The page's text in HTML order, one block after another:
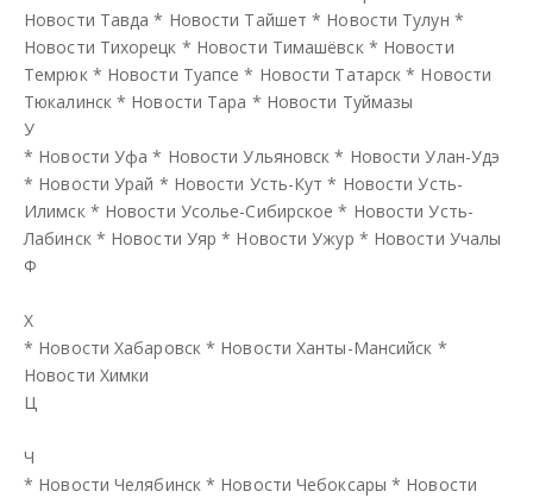
Новости Тавда * Новости Тайшет * Новости Тулун *
Новости Тихорецк * Новости Тимашёвск * Новости
Темрюк * Новости Туапсе * Новости Татарск * Новости
Тюкалинск * Новости Тара * Новости Туймазы
У
* Новости Уфа * Новости Ульяновск * Новости Улан-Удэ
* Новости Урай * Новости Усть-Кут * Новости Усть-
Илимск * Новости Усолье-Сибирское * Новости Усть-
Лабинск * Новости Уяр * Новости Ужур * Новости Учалы
Ф
Х
* Новости Хабаровск * Новости Ханты-Мансийск *
Новости Химки
Ц
Ч
* Новости Челябинск * Новости Чебоксары * Новости